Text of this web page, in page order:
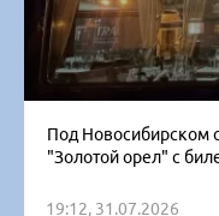
Под Новосибирском
"Золотой орел" с
19:12, 31.07.2026